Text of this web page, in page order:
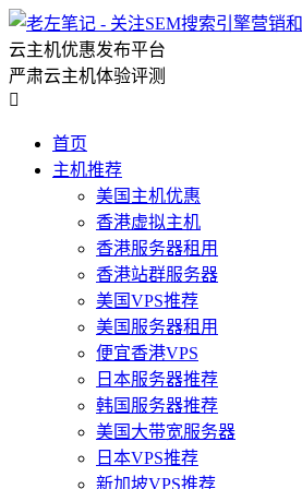
云主机优惠发布平台
严肃云主机体验评测

首页
主机推荐
美国主机优惠
香港虚拟主机
香港服务器租用
香港站群服务器
美国VPS推荐
美国服务器租用
便宜香港VPS
日本服务器推荐
韩国服务器推荐
美国大带宽服务器
日本VPS推荐
新加坡VPS推荐